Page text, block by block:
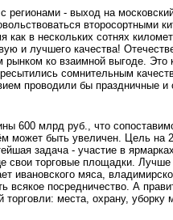
регионами - выход на
второсортными
как в нескольких сотнях
и лучшего качества!
ко взаимной выгоде. Это
сомнительным
проводили бы праздничные и
600 млр­д руб., что
может быть увеличен. Цель на
задача - участие в
свои торговые площадки. Лучше
ивановского мяса,
всякое посредничест­во. А
места, охрану, уборку